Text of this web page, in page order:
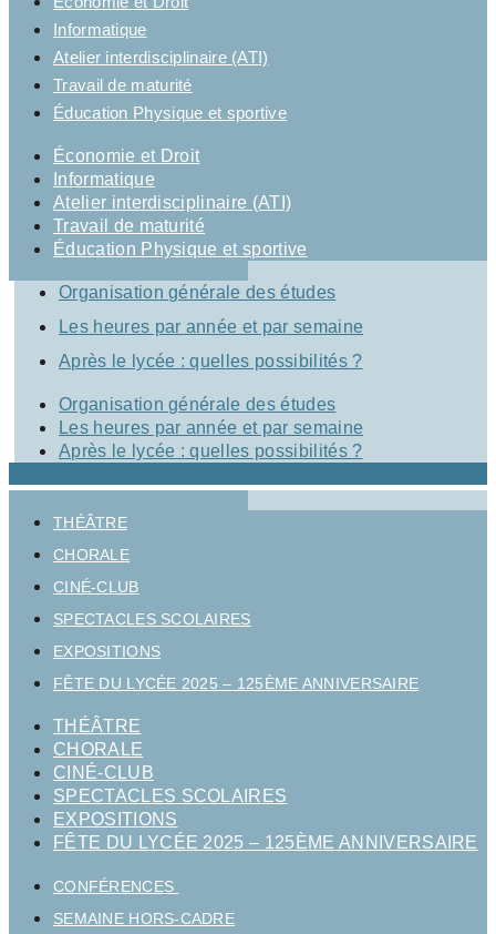
Informatique
Atelier interdisciplinaire (ATI)
Travail de maturité
Éducation Physique et sportive
Économie et Droit
Informatique
Atelier interdisciplinaire (ATI)
Travail de maturité
Éducation Physique et sportive
Organisation générale des études
Les heures par année et par semaine
Après le lycée : quelles possibilités ?
Organisation générale des études
Les heures par année et par semaine
Après le lycée : quelles possibilités ?
THÉÂTRE
CHORALE
CINÉ-CLUB
SPECTACLES SCOLAIRES
EXPOSITIONS
FÊTE DU LYCÉE 2025 – 125ÈME ANNIVERSAIRE
THÉÂTRE
CHORALE
CINÉ-CLUB
SPECTACLES SCOLAIRES
EXPOSITIONS
FÊTE DU LYCÉE 2025 – 125ÈME ANNIVERSAIRE
CONFÉRENCES
SEMAINE HORS-CADRE